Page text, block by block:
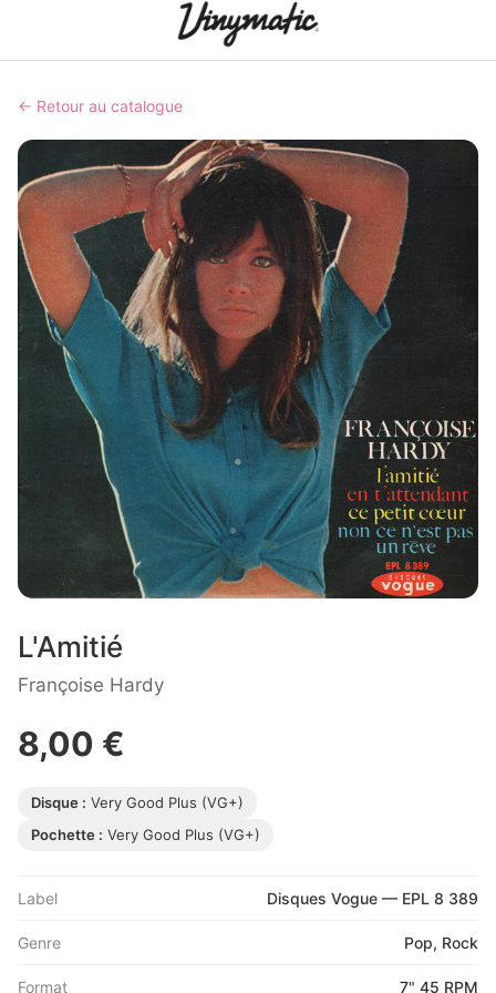
← Retour au catalogue
L'Amitié
Françoise Hardy
8,00 €
Disque : Very Good Plus (VG+)
Pochette : Very Good Plus (VG+)
Label Disques Vogue — EPL 8 389
Genre Pop, Rock
Format 7" 45 RPM